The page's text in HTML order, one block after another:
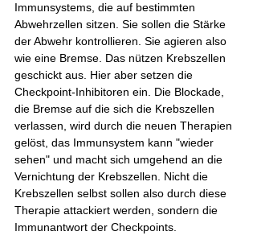
Immunsystems, die auf bestimmten
Abwehrzellen sitzen. Sie sollen die Stärke
der Abwehr kontrollieren. Sie agieren also
wie eine Bremse. Das nützen Krebszellen
geschickt aus. Hier aber setzen die
Checkpoint-Inhibitoren ein. Die Blockade,
die Bremse auf die sich die Krebszellen
verlassen, wird durch die neuen Therapien
gelöst, das Immunsystem kann "wieder
sehen" und macht sich umgehend an die
Vernichtung der Krebszellen. Nicht die
Krebszellen selbst sollen also durch diese
Therapie attackiert werden, sondern die
Immunantwort der Checkpoints.